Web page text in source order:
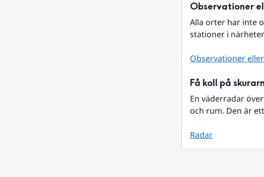
Observationer
Alla orter har inte
stationer i
Observationer
Få koll på
En väderradar
och rum. Den är
Radar